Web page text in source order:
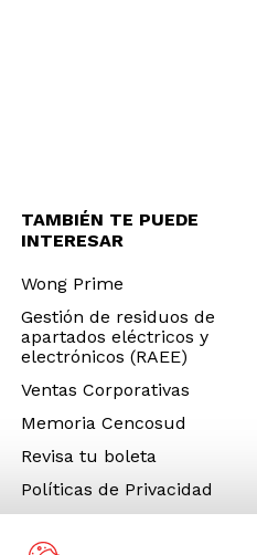
TAMBIÉN TE PUEDE
INTERESAR
Wong Prime
Gestión de residuos de
apartados eléctricos y
electrónicos (RAEE)
Ventas Corporativas
Memoria Cencosud
Revisa tu boleta
Políticas de Privacidad